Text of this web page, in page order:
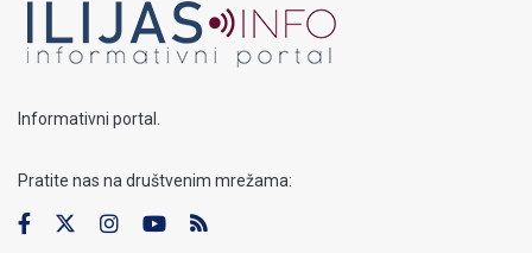
Informativni portal.
Pratite nas na društvenim mrežama: